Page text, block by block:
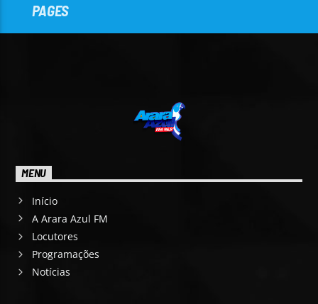
PAGES
MENU
Início
A Arara Azul FM
Locutores
Programações
Notícias